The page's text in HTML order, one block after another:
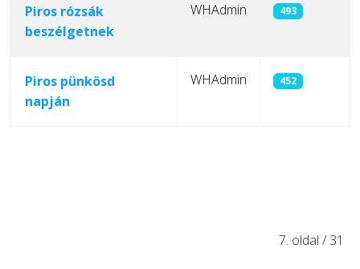
Piros rózsák
beszélgetnek
WHAdmin 493
Piros pünkösd
napján
WHAdmin 452
7. oldal / 31